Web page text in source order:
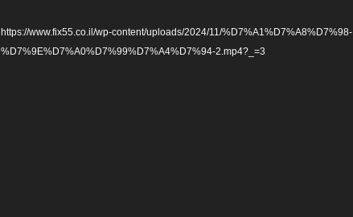
הורד קובץ: https://www.fix55.co.il/wp-content/uploads/2024/11/%D7%A1%D7%A8%D7%98-
%D7%9E%D7%A0%D7%99%D7%A4%D7%94-2.mp4?_=3